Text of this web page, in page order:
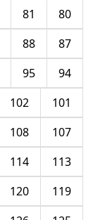
80
81
87
88
94
95
101
102
107
108
113
114
119
120